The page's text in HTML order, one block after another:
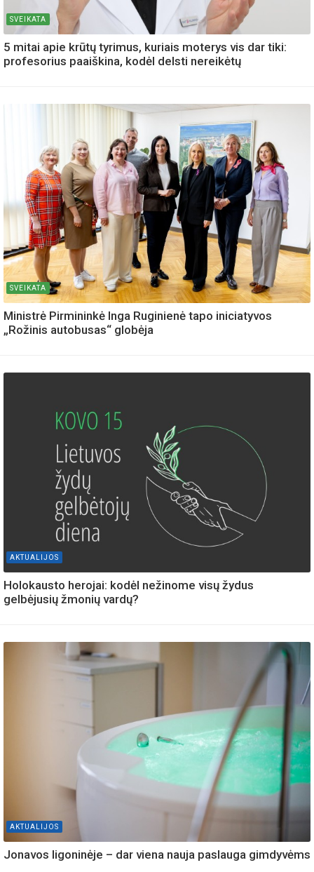
SVEIKATA
5 mitai apie krūtų tyrimus, kuriais moterys vis dar tiki:
profesorius paaiškina, kodėl delsti nereikėtų
SVEIKATA
Ministrė Pirmininkė Inga Ruginienė tapo iniciatyvos
„Rožinis autobusas“ globėja
AKTUALIJOS
Holokausto herojai: kodėl nežinome visų žydus
gelbėjusių žmonių vardų?
AKTUALIJOS
Jonavos ligoninėje – dar viena nauja paslauga gimdyvėms